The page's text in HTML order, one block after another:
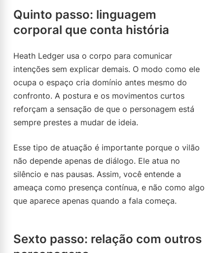
Quinto passo: linguagem
corporal que conta história
Heath Ledger usa o corpo para comunicar
intenções sem explicar demais. O modo como ele
ocupa o espaço cria domínio antes mesmo do
confronto. A postura e os movimentos curtos
reforçam a sensação de que o personagem está
sempre prestes a mudar de ideia.
Esse tipo de atuação é importante porque o vilão
não depende apenas de diálogo. Ele atua no
silêncio e nas pausas. Assim, você entende a
ameaça como presença contínua, e não como algo
que aparece apenas quando a fala começa.
Sexto passo: relação com outros